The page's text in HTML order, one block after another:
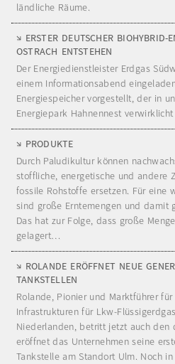
ländliche Räume.
ERSTER DEUTSCHER BIOHYBRID-
OSTRACH ENTSTEHEN
Der Energiedienstleister Erdgas
einem Informationsabend
Energiespeicher vorgestellt, der in
Energiepark Hahnennest
PRODUKTE
Durch Paludikultur können
stoffliche, energetische und andere
fossile Rohstoffe ersetzen. Für eine
sind große Erntemengen und damit
Das hat zur Folge, dass große
gelagert…
ROLANDE ERÖFFNET NEUE
TANKSTELLEN
Rolande, Pionier und Marktführer
Infrastrukturen für Lkw-
Niederlanden, betritt jetzt auch den
eröffnet das Unternehmen seine
Tankstelle am Standort Ulm. Noch